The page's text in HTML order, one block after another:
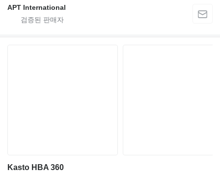
APT International
Kasto HBA 360